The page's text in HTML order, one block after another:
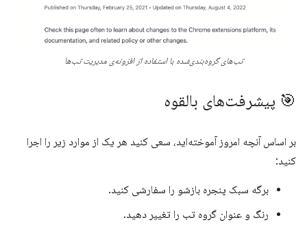
تب‌های گروه‌بندی‌شده با استفاده از افزونه‌ی مدیریت تب‌ها
🎯 پیشرفت‌های بالقوه
بر اساس آنچه امروز آموخته‌اید، سعی کنید هر یک از موارد زیر را اجرا
کنید:
برگه سبک پنجره بازشو را سفارشی کنید.
رنگ و عنوان گروه تب را تغییر دهید.